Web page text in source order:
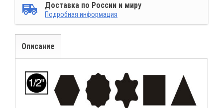
Доставка по России и миру
Подробная информация
Описание